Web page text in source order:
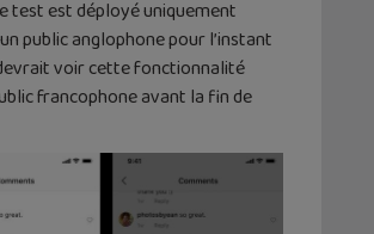
test est déployé uniquement
public anglophone pour l’instant
voir cette fonctionnalité
francophone avant la fin de